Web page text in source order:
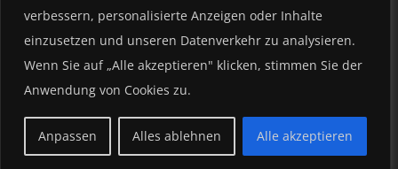
verbessern, personalisierte Anzeigen oder Inhalte
einzusetzen und unseren Datenverkehr zu analysieren.
Wenn Sie auf „Alle akzeptieren" klicken, stimmen Sie der
Anwendung von Cookies zu.
Anpassen Alles ablehnen Alle akzeptieren
Impressum – Datenschutz
Copyright 2022 by tonpool Medien GmbH. |
Kundenrausch.de - Webdesign Hannover
